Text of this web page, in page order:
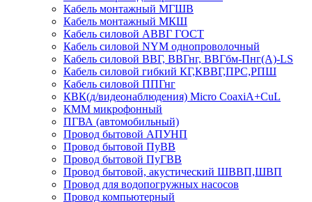
Кабель монтажный МГШВ
Кабель монтажный МКШ
Кабель силовой АВВГ ГОСТ
Кабель силовой NYM однопроволочный
Кабель силовой ВВГ, ВВГнг, ВВГбм-Пнг(А)-LS
Кабель силовой гибкий КГ,КВВГ,ПРС,РПШ
Кабель силовой ППГнг
КВК(д/видеонаблюдения) Micro CoaxiA+CuL
КММ микрофонный
ПГВА (автомобильный)
Провод бытовой АПУНП
Провод бытовой ПуВВ
Провод бытовой ПуГВВ
Провод бытовой, акустический ШВВП,ШВП
Провод для водопогружных насосов
Провод компьютерный